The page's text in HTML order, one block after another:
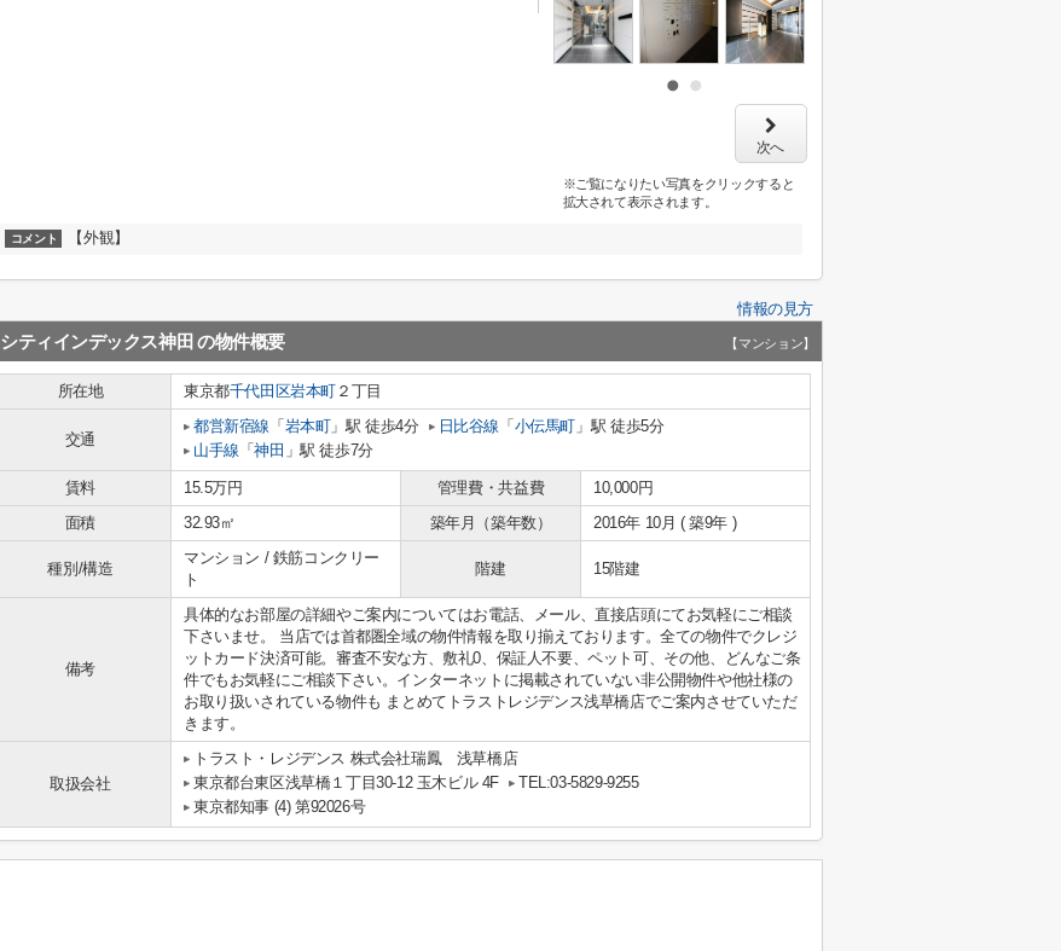
次へ
※ご覧になりたい写真をクリックすると
拡大されて表示されます。
コメント 【外観】
情報の見方
シティインデックス神田 の物件概要 【マンション】
所在地 東京都千代田区岩本町 ２丁目
交通
都営新宿線 「 岩本町」駅 徒歩4分 日比谷線 「 小伝馬町 」駅 徒歩5分
山手線 「神田 」駅 徒歩7分
賃料 15.5万円 管理費・共益費
10,000円
面積
32.93㎡ 築年月（築年数） 2016年 10月 ( 築9年 )
種別/構造
マンション / 鉄筋コンクリー
ト
階建 15階建
備考
具体的なお部屋の詳細やご案内についてはお電話、メール、直接店頭にてお気軽にご相談
下さいませ。 当店では首都圏全域の物件情報を取り揃えております。全ての物件でクレジ
ットカード決済可能。審査不安な方、敷礼0、保証人不要、ペット可、その他、どんなご条
件でもお気軽にご相談下さい。インターネットに掲載されていない非公開物件や他社様の
お取り扱いされている物件も まとめてトラストレジデンス浅草橋店でご案内させていただ
きます。
取扱会社
トラスト・レジデンス 株式会社瑞鳳 浅草橋店
東京都台東区浅草橋１丁目30-12 玉木ビル 4F
TEL:03-5829-9255
東京都知事 (4) 第92026号